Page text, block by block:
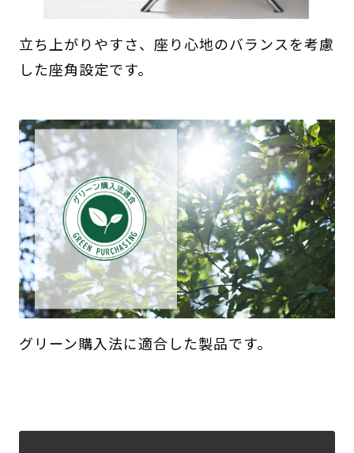
立ち上がりやすさ、座り心地のバランスを考慮
した座角設定です。
グリーン購入法に適合した製品です。